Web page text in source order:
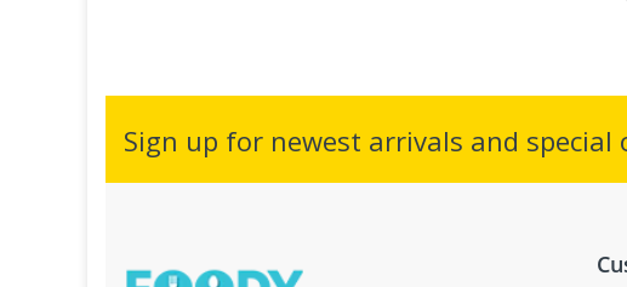
Sign up for newest arrivals and special